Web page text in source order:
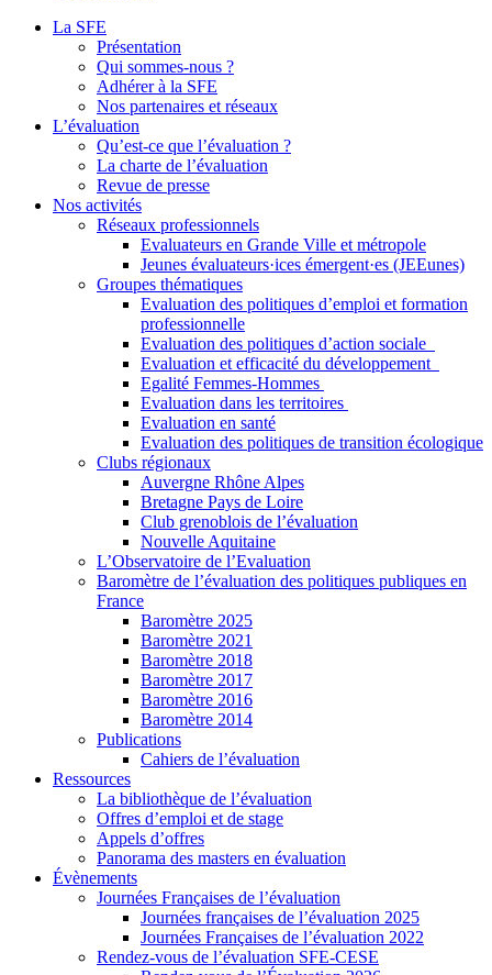
La SFE
Présentation
Qui sommes-nous ?
Adhérer à la SFE
Nos partenaires et réseaux
L’évaluation
Qu’est-ce que l’évaluation ?
La charte de l’évaluation
Revue de presse
Nos activités
Réseaux professionnels
Evaluateurs en Grande Ville et métropole
Jeunes évaluateurs·ices émergent·es (JEEunes)
Groupes thématiques
Evaluation des politiques d’emploi et formation
professionnelle
Evaluation des politiques d’action sociale
Evaluation et efficacité du développement
Egalité Femmes-Hommes
Evaluation dans les territoires
Evaluation en santé
Evaluation des politiques de transition écologique
Clubs régionaux
Auvergne Rhône Alpes
Bretagne Pays de Loire
Club grenoblois de l’évaluation
Nouvelle Aquitaine
L’Observatoire de l’Evaluation
Baromètre de l’évaluation des politiques publiques en
France
Baromètre 2025
Baromètre 2021
Baromètre 2018
Baromètre 2017
Baromètre 2016
Baromètre 2014
Publications
Cahiers de l’évaluation
Ressources
La bibliothèque de l’évaluation
Offres d’emploi et de stage
Appels d’offres
Panorama des masters en évaluation
Évènements
Journées Françaises de l’évaluation
Journées françaises de l’évaluation 2025
Journées Françaises de l’évaluation 2022
Rendez-vous de l’évaluation SFE-CESE